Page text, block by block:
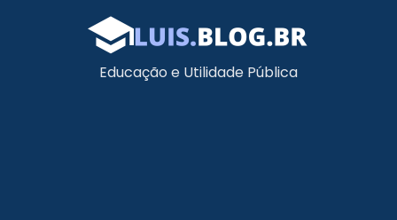
Educação e Utilidade Pública